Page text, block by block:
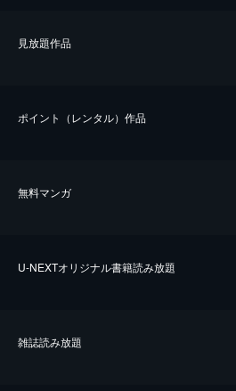
⾒放題作品
ポイント（レンタル）作品
無料マンガ
U-NEXTオリジナル書籍読み放題
雑誌読み放題